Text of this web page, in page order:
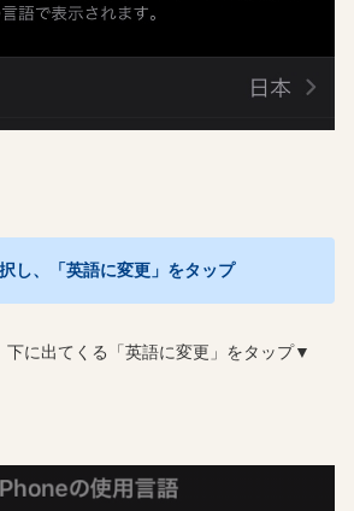
し、「英語に変更」をタップ
下に出てくる「英語に変更」をタップ▼